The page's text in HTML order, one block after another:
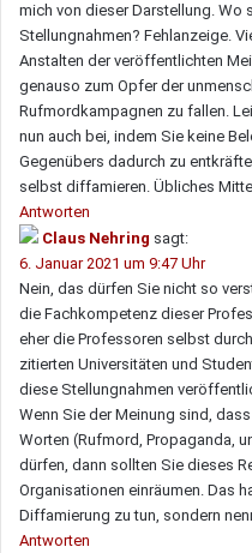
mich von dieser Darstellung. Wo
Stellungnahmen? Fehlanzeige.
Anstalten der veröffentlichten
genauso zum Opfer der
Rufmordkampagnen zu fallen.
nun auch bei, indem Sie keine
Gegenübers dadurch zu
selbst diffamieren. Übliches
Antworten
Claus Nehring sagt:
6. Januar 2021 um 9:47 Uhr
Nein, das dürfen Sie nicht so
die Fachkompetenz dieser
eher die Professoren selbst
zitierten Universitäten und
diese Stellungnahmen
Wenn Sie der Meinung sind,
Worten (Rufmord, Propaganda,
dürfen, dann sollten Sie dieses
Organisationen einräumen. Das
Diffamierung zu tun, sondern
Antworten